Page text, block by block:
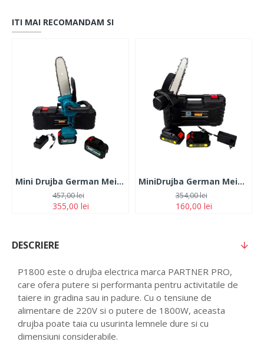
ITI MAI RECOMANDAM SI
Mini Drujba German Meister 128V, 10Ah, cu 2 Acumulatori, Lama 20CM, Albastra
355,00 lei
457,00 lei
MiniDrujba German Meister, 36V, 5Ah, 2 Acumulatori, Lama 15CM, Neagra
160,00 lei
354,00 lei
DESCRIERE
P1800 este o drujba electrica marca PARTNER PRO,
care ofera putere si performanta pentru activitatile de
taiere in gradina sau in padure. Cu o tensiune de
alimentare de 220V si o putere de 1800W, aceasta
drujba poate taia cu usurinta lemnele dure si cu
dimensiuni considerabile.